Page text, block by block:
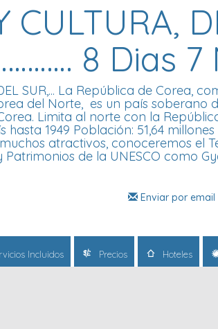
CULTURA,
8 Dias 7
SUR,... La República de Corea,
del Norte, ​ es un país soberano
Limita al norte con la
1949 Población: 51,64
atractivos, conoceremos el
de la UNESCO como
Enviar por email
Incluidos Precios Hoteles